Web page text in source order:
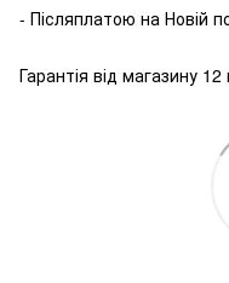
- Післяплатою на Новій
Гарантія від магазину 12